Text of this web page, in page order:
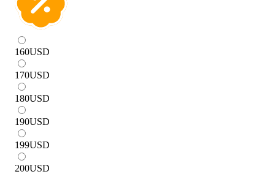
160USD
170USD
180USD
190USD
199USD
200USD